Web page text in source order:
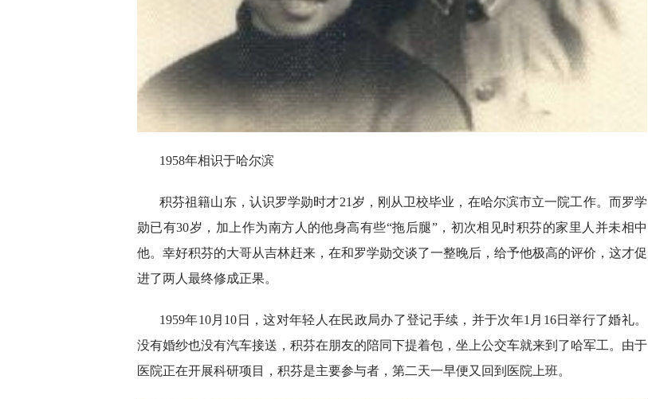
1958年相识于哈尔滨
积芬祖籍山东，认识罗学勋时才21岁，刚从卫校毕业，在哈尔滨市立一院工作。而罗学
勋已有30岁，加上作为南方人的他身高有些“拖后腿”，初次相见时积芬的家里人并未相中
他。幸好积芬的大哥从吉林赶来，在和罗学勋交谈了一整晚后，给予他极高的评价，这才促
进了两人最终修成正果。
1959年10月10日，这对年轻人在民政局办了登记手续，并于次年1月16日举行了婚礼。
没有婚纱也没有汽车接送，积芬在朋友的陪同下提着包，坐上公交车就来到了哈军工。由于
医院正在开展科研项目，积芬是主要参与者，第二天一早便又回到医院上班。